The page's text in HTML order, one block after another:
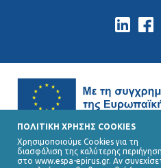
ΠΟΛΙΤΙΚΗ ΧΡΗΣΗΣ COOKIES
Χρησιμοποιούμε Cookies για τη
διασφάλιση της καλύτερης
στο www.espa-epirus.gr. Αν
Ε.Υ.Δ. Προγράμματος